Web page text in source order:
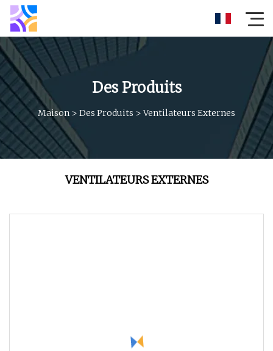
Des Produits
Maison > Des Produits >Ventilateurs Externes
VENTILATEURS EXTERNES